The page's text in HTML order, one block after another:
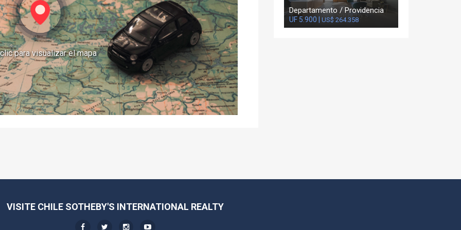
para visualizar el mapa
Departamento / Providencia
UF 5.900 | US$ 264.358
VISITE CHILE SOTHEBY'S INTERNATIONAL REALTY